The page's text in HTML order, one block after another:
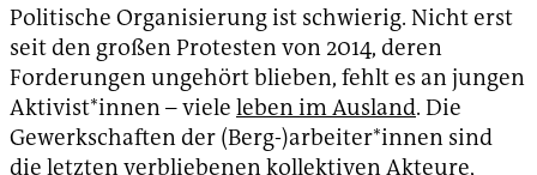
Politische Organisierung ist schwierig. Nicht erst
seit den großen Protesten von 2014, deren
Forderungen ungehört blieben, fehlt es an jungen
Aktivist*innen – viele leben im Ausland. Die
Gewerkschaften der (Berg-)arbeiter*innen sind
die letzten verbliebenen kollektiven Akteure,